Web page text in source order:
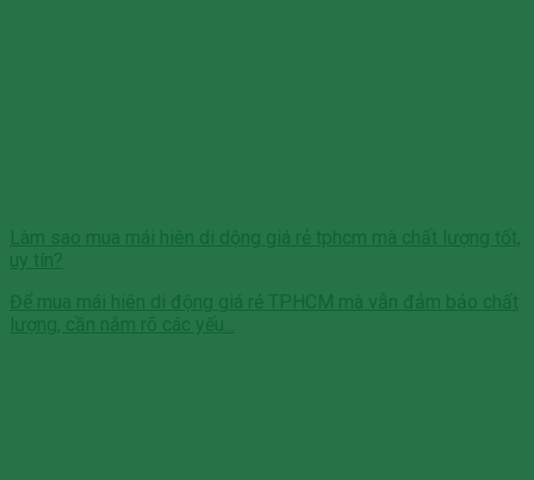
Làm sao mua mái hiên di dộng giá rẻ tphcm mà chất lượng tốt,
uy tín?
Để mua mái hiên di động giá rẻ TPHCM mà vẫn đảm bảo chất
lượng, cần nắm rõ các yếu...